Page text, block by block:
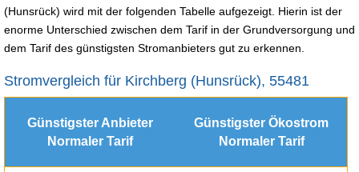
(Hunsrück) wird mit der folgenden Tabelle aufgezeigt. Hierin ist der
enorme Unterschied zwischen dem Tarif in der Grundversorgung und
dem Tarif des günstigsten Stromanbieters gut zu erkennen.
Stromvergleich für Kirchberg (Hunsrück), 55481
Günstigster Anbieter
Normaler Tarif
Günstigster Ökostrom
Normaler Tarif